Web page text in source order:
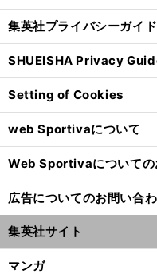
集英社プライバシーガイ
SHUEISHA Privacy
Setting of Cookies
web Sportivaについて
Web Sportivaについての
広告についてのお問い合
集英社サイト
マンガ